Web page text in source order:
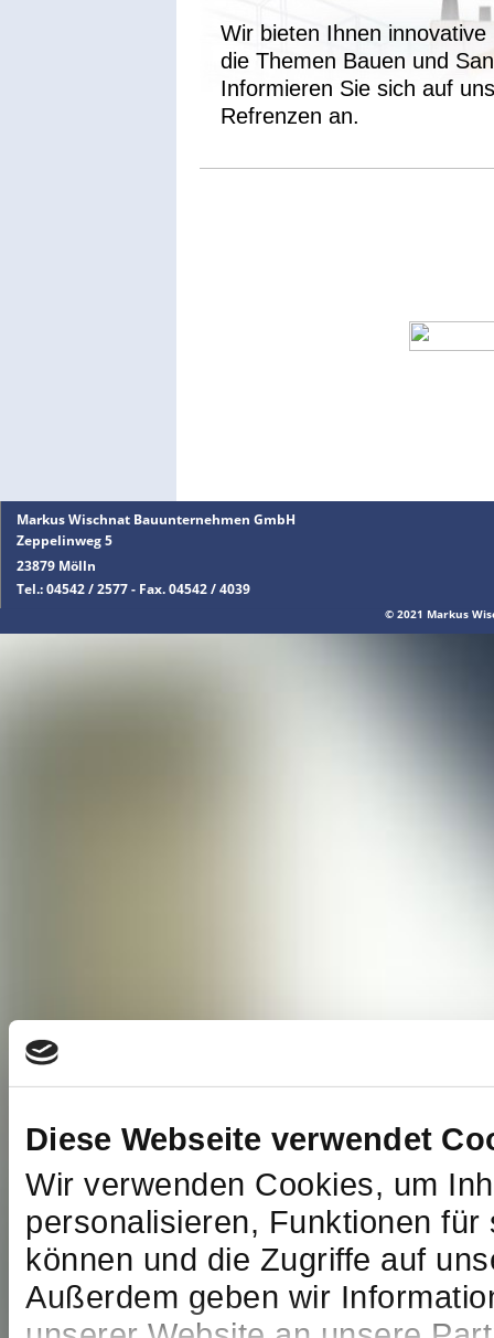
Diese Webseite verwendet
Wir verwenden Cookies, um
personalisieren, Funktionen
können und die Zugriffe auf
Außerdem geben wir
Wir bieten Ihnen
die Themen Bauen und
Informieren Sie sich auf
Refrenzen an.
Markus Wischnat Bauunternehmen GmbH
23879 Mölln
Zeppelinweg 5
Tel.: 04542 / 2577 - Fax. 04542 / 4039
© 2021 Markus